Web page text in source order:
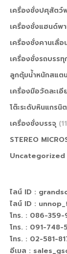
เครื่องชั่งปศุสัตว์
เครื่องชั่งแฮนด์พา
เครื่องชั่งคานเลื่อ
เครื่องชั่งรถบรรทุ
ลูกตุ้มน้ำหนักสแต
เครื่องมือวัดละเอี
โต๊ะระดับหินแกรนิต
เครื่องชั่งบรรจุ
STEREO
Uncategorized
ไลน์ ID :
ไลน์ ID :
โทร. : 086-359-
โทร. : 091-748-
โทร. : 02-581-
อีเมล :